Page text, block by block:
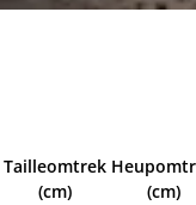
Tailleomtrek
(cm)
(cm)